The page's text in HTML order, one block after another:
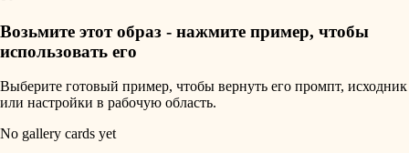
Возьмите этот образ - нажмите пример, чтобы
использовать его
Выберите готовый пример, чтобы вернуть его промпт, исходник
или настройки в рабочую область.
No gallery cards yet